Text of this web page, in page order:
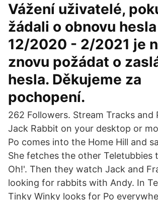
Vážení uživatelé,
žádali o obnovu
12/2020 - 2/2021 je
znovu požádat o
hesla. Děkujeme za
pochopení.
262 Followers. Stream Tracks and
Jack Rabbit on your desktop or
Po comes into the Home Hill and
She fetches the other Teletubbies
Oh!'. Then they watch Jack and
looking for rabbits with Andy. In
Tinky Winky looks for Po